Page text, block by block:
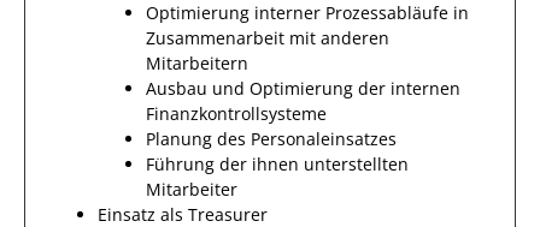
Optimierung interner Prozessabläufe in
Zusammenarbeit mit anderen
Mitarbeitern
Ausbau und Optimierung der internen
Finanzkontrollsysteme
Planung des Personaleinsatzes
Führung der ihnen unterstellten
Mitarbeiter
Einsatz als Treasurer